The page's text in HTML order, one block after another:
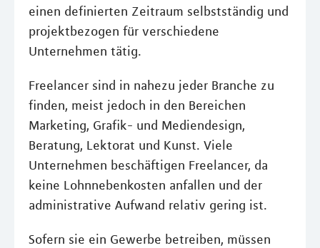
einen definierten Zeitraum selbstständig und
projektbezogen für verschiedene
Unternehmen tätig.
Freelancer sind in nahezu jeder Branche zu
finden, meist jedoch in den Bereichen
Marketing, Grafik- und Mediendesign,
Beratung, Lektorat und Kunst. Viele
Unternehmen beschäftigen Freelancer, da
keine Lohnnebenkosten anfallen und der
administrative Aufwand relativ gering ist.
Sofern sie ein Gewerbe betreiben, müssen